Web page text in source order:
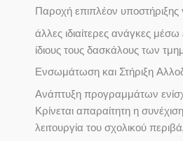
Παροχή επιπλέον υποστήριξης
άλλες ιδιαίτερες ανάγκες
ίδιους τους δασκάλους των
Ενσωμάτωση και Στήριξη
Ανάπτυξη προγραμμάτων
Κρίνεται απαραίτητη η
λειτουργία του σχολικού